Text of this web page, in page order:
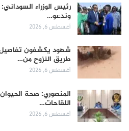
رئيس الوزراء
وندعو…
أغسطس 6, 2026
طريق النزوح من…
أغسطس 6, 2026
المنصوري: صحة
اللقاحات…
أغسطس 6, 2026